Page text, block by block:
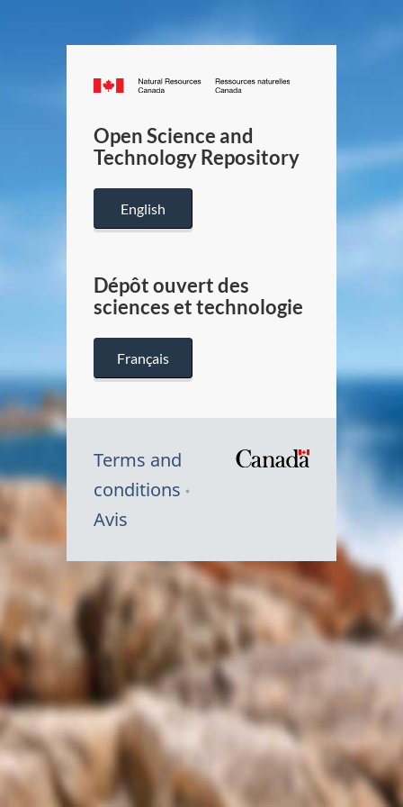
Canada.ca
/
Canada
Open Science and
Technology Repository
English
Dépôt ouvert des
sciences et technologie
Français
Terms and
conditions
Avis
Symbole
du
Canada